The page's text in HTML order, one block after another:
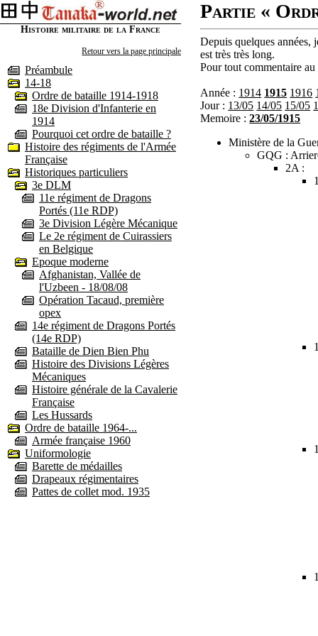
Histoire militaire de la France
Retour vers la page principale
Préambule
14-18
Ordre de bataille 1914-1918
18e Division d'Infanterie en
1914
Pourquoi cet ordre de bataille ?
Histoire des régiments de l'Armée
Française
Historiques particuliers
3e DLM
11e régiment de Dragons
Portés (11e RDP)
3e Division Légère Mécanique
Le 2e régiment de Cuirassiers
en Belgique
Epoque moderne
Afghanistan, Vallée de
l'Uzbeen - 18/08/08
Opération Tacaud, première
opex
14e régiment de Dragons Portés
(14e RDP)
Bataille de Dien Bien Phu
Histoire des Divisions Légères
Mécaniques
Histoire générale de la Cavalerie
Française
Les Hussards
Ordre de bataille 1964-...
Armée française 1960
Uniformologie
Barette de médailles
Drapeaux régimentaires
Pattes de collet mod. 1935
Partie «
Depuis quelques années,
est très très long.
Pour tout commentaire
Année : 1914 1915 1916
Jour : 13/05 14/05 15/05
Memoire :23/05/1915
Ministère de la
GQG :
2A :